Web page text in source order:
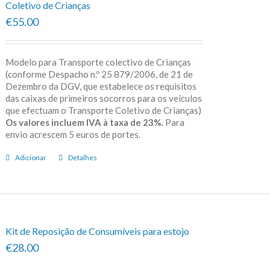
Coletivo de Crianças
€55.00
Modelo para Transporte colectivo de Crianças
(conforme Despacho n.º 25 879/2006, de 21 de
Dezembro da DGV, que estabelece os requisitos
das caixas de primeiros socorros para os veículos
que efectuam o Transporte Coletivo de Crianças)
Os valores incluem IVA à taxa de 23%. Para
envio acrescem 5 euros de portes.
Adicionar Detalhes
Kit de Reposição de Consumíveis para estojo
€28.00